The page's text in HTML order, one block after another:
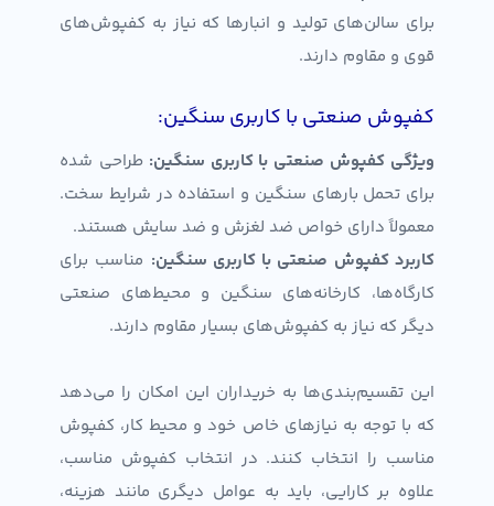
برای سالن‌های تولید و انبارها که نیاز به کفپوش‌های
قوی و مقاوم دارند.
کفپوش صنعتی با کاربری سنگین:
ویژگی‌ کفپوش صنعتی با کاربری سنگین: طراحی شده
برای تحمل بارهای سنگین و استفاده در شرایط سخت.
معمولاً دارای خواص ضد لغزش و ضد سایش هستند.
کاربرد کفپوش صنعتی با کاربری سنگین: مناسب برای
کارگاه‌ها، کارخانه‌های سنگین و محیط‌های صنعتی
دیگر که نیاز به کفپوش‌های بسیار مقاوم دارند.
این تقسیم‌بندی‌ها به خریداران این امکان را می‌دهد
که با توجه به نیازهای خاص خود و محیط کار، کفپوش
مناسب را انتخاب کنند. در انتخاب کفپوش مناسب،
علاوه بر کارایی، باید به عوامل دیگری مانند هزینه،